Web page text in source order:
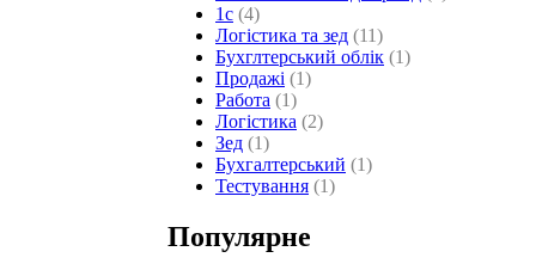
1с (4)
Логістика та зед (11)
Бухглтерський облік (1)
Продажі (1)
Работа (1)
Логістика (2)
Зед (1)
Бухгалтерський (1)
Тестування (1)
Популярне